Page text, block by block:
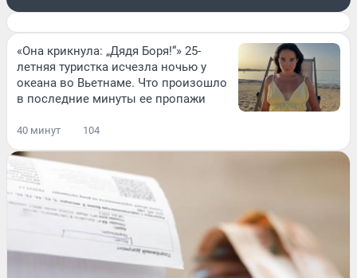
«Она крикнула: „Дядя Боря!“» 25-
летняя туристка исчезла ночью у
океана во Вьетнаме. Что произошло
в последние минуты ее пропажи
40 минут 104